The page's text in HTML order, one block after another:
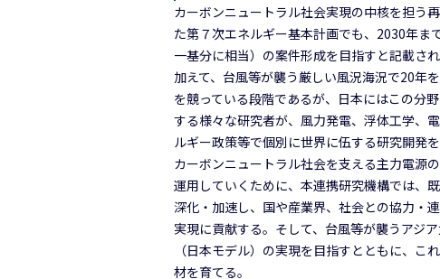
カーボンニュートラル社会実現の中核を担う
た第７次エネルギー基本計画でも、2030年ま
一基分に相当）の案件形成を目指すと記載さ
加えて、台風等が襲う厳しい風況海況で20年
を競っている段階であるが、日本にはこの分
する様々な研究者が、風力発電、浮体工学
ルギー政策等で個別に世界に伍する研究開発
カーボンニュートラル社会を支える主力電源
運用していくために、本連携研究機構では、
深化・加速し、国や産業界、社会との協力・
実現に貢献する。そして、台風等が襲うアジ
（日本モデル）の実現を目指すとともに、
材を育てる。